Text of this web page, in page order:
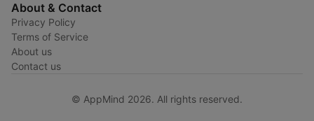
About & Contact
Privacy Policy
Terms of Service
About us
Contact us
© AppMind 2026. All rights reserved.